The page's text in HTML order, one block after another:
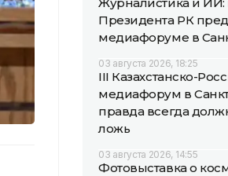
Президента РК
медиафоруме в
03 августа 2026, 18:25
III Казахстанско-
медиафорум в
правда всегда
ложь
03 августа 2026, 14:55
Фотовыставка о